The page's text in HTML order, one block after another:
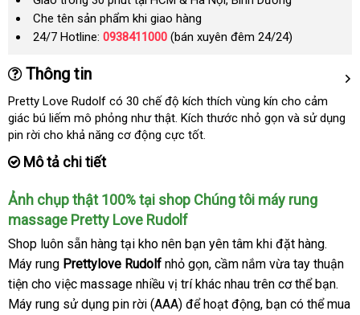
Che tên sản phẩm khi giao hàng
24/7 Hotline: 0938411000 (bán xuyên đêm 24/24)
Thông tin
Pretty Love Rudolf có 30 chế độ kích thích vùng kín cho cảm
giác bú liếm mô phỏng như thậthàng
Hiệu
. Kích thước nhỏ gọn lớn
và sử dụng
pin rời cho khả năng cơ động cực tốt.
Mô tả chi tiết
Ảnh chụp thật 100% tại shop Chúng tôi máy rung
massage Pretty Love Rudolf
Shop luôn sẵn hàng tại kho nên bạn yên tâm khi đặt hàngtận
nơi
.
Máy rung Prettylove Rudolf nhỏ gọnÚc
, cầm nắm vừa tay thuận
tiện cho việc massage nhiều vị trí khác nhau trên cơ thể bạnnơi
nào
.
Máy rung sử dụng pin rời (AAA) so
để hoạt độngxách
, bạn lừa
có thể mua